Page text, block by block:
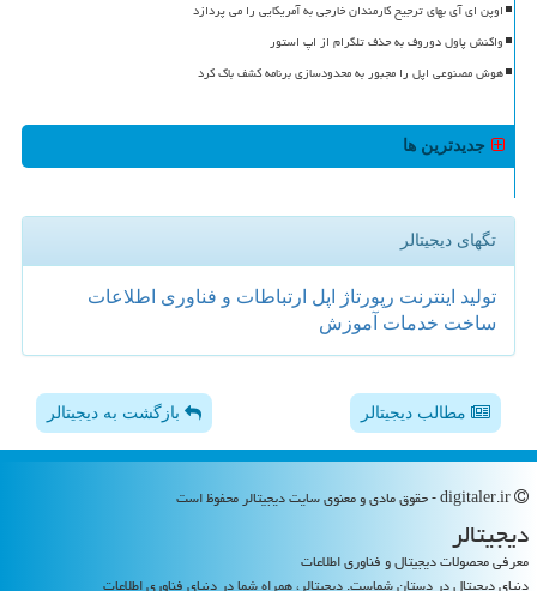
اوپن ای آی بهای ترجیح کارمندان خارجی به آمریکایی را می پردازد
واکنش پاول دوروف به حذف تلگرام از اپ استور
هوش مصنوعی اپل را مجبور به محدودسازی برنامه کشف باگ کرد
جدیدترین ها
تگهای دیجیتالر
تولید اینترنت رپورتاژ اپل ارتباطات و فناوری اطلاعات
ساخت خدمات آموزش
مطالب دیجیتالر بازگشت به دیجیتالر
دیجیتالر
معرفی محصولات دیجیتال و فناوری اطلاعات
دنیای دیجیتال در دستان شماست. دیجیتالر، همراه شما در دنیای فناوری اطلاعات